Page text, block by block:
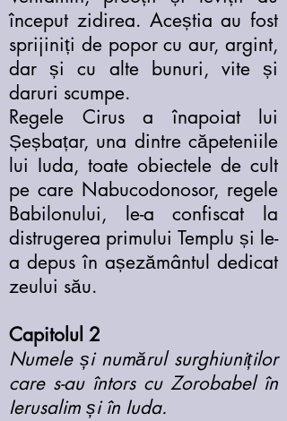
început zidirea. Aceștia au fost
sprijiniți de popor cu aur, argint,
dar și cu alte bunuri, vite și
daruri scumpe.
Regele Cirus a înapoiat lui
Șeșbațar, una dintre căpeteniile
lui Iuda, toate obiectele de cult
pe care Nabucodonosor, regele
Babilonului, le-a confiscat la
distrugerea primului Templu și le-
a depus în așezământul dedicat
zeului său.
Capitolul 2
Numele și numărul surghiuniților
care s-au întors cu Zorobabel în
Ierusalim și în Iuda.